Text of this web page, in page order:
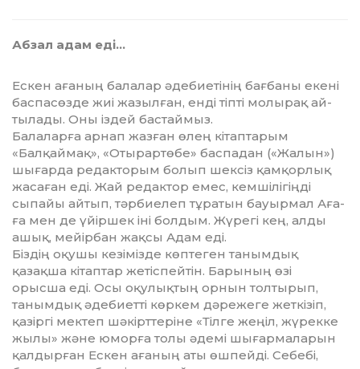
Абзал адам еді…
Ескен ағаның балалар әде­бие­ті­нің бағбаны екені
баспасөзде жиі жазылған, енді тіпті молырақ ай­
тылады. Оны іздей бастаймыз.
Балаларға арнап жазған өлең к­і­таптарым
«Балқаймақ», «Оты­рар­төбе» баспадан («Жалын»)
шы­ғарда редакторым болып шек­сіз қам­қорлық
жасаған еді. Жай редактор емес, кемшілігіңді
сыпайы айтып, тәрбиелеп тұратын бауырмал Аға­
ға мен де үйіршек іні болдым. Жү­ре­гі кең, алды
ашық, мейірбан жақ­­сы Адам еді.
Біздің оқушы кезімізде көпте­ген танымдық
қазақша кітаптар жетіспейтін. Барының өзі
орысша еді. Осы оқулықтың орнын толтырып,
танымдық әдебиетті көркем дәрежеге жеткізіп,
қазіргі мектеп шә­­кірттеріне «Тілге жеңіл, жүрек­ке
жылы» және юморға толы әдемі шығармаларын
қалдырған Ескен ағаның аты өшпейді. Себебі,